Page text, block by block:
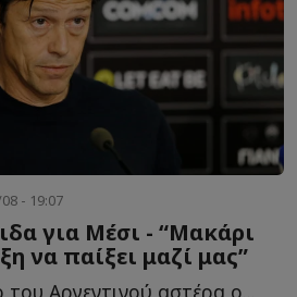
- 19:07
για Μέσι - “Μακάρι
να παίξει μαζί μας”
Αργεντινού αστέρα ο...